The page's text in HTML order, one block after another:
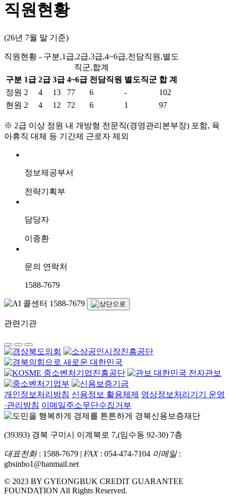
직원현황
(26년 7월 말 기준)
직원현황 - 구분,1급,2급,3급,4~6급,전담직원,별도
직군,합계
구분 1급 2급 3급 4~6급 전담직원 별도직군 합 계
정원 2 4 13 77 6 -
102
현원 2 4 12 72 6 1 97
※ 2급 이상 정원 내 개방형 전문직(경영관리본부장) 포함, 육
아휴직 대체 등 기간제 근로자 제외
정보제공부서
전략기획부
담당자
이종환
문의 연락처
1588-7679
관련기관
개인정보처리방침 신용정보 활용체제 영상정보처리기기 운영
·관리방침 이메일주소무단수집거부
(39393) 경북 구미시 이계북로 7,(임수동 92-30) 7층
대표전화: 1588-7679 | FAX: 054-474-7104 이메일:
gbsinbo1@hanmail.net
© 2023 BY GYEONGBUK CREDIT GUARANTEE
FOUNDATION All Rights Reserved.